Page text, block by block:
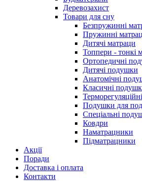
Деревозахист
Товари для сну
Безпружинні
Пружинні
Дитячі матраци
Топпери - тонкі
Ортопедичні
Дитячі подушки
Анатомічні
Класичні
Подушки для
Спеціальні
Ковдри
Наматрацники
Підматрацники
Акції
Поради
Доставка і оплата
Контакти